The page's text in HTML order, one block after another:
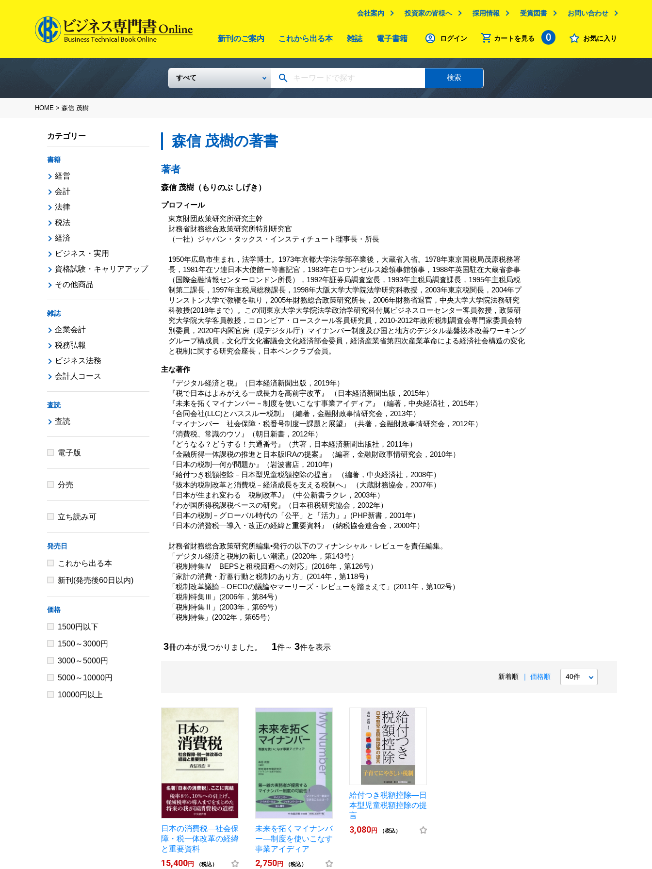
会社案内 投資家の皆様へ 採用情報 受賞図書 お問い合わせ
新刊のご案内 これから出る本 雑誌 電子書籍 ログイン カートを見る 0 お気に入り
検索
HOME > 森信 茂樹
森信 茂樹の著書
著者
森信 茂樹 （もりのぶ しげき）
プロフィール
東京財団政策研究所研究主幹
財務省財務総合政策研究所特別研究官
（一社）ジャパン・タックス・インスティチュート理事長・所長
1950年広島市生まれ，法学博士。1973年京都大学法学部卒業後，大蔵省入省。1978年東京国税局茂原税務署
長，1981年在ソ連日本大使館ー等書記官，1983年在ロサンゼルス総領事館領事，1988年英国駐在大蔵省参事
（国際金融情報センターロンドン所長），1992年証券局調査室長，1993年主税局調査課長，1995年主税局税
制第二課長，1997年主税局総務課長，1998年大阪大学大学院法学研究科教授，2003年東京税関長，2004年プ
リンストン大学で教鞭を執り，2005年財務総合政策研究所長，2006年財務省退官，中央大学大学院法務研究
科教授(2018年まで）。この間東京大学大学院法学政治学研究科付属ビジネスローセンター客員教授，政策研
究大学院大学客員教授，コロンビア・ロースクール客員研究員，2010-2012年政府税制調査会専門家委員会特
別委員，2020年内閣官房（現デジタル庁）マイナンバー制度及び国と地方のデジタル基盤抜本改善ワーキング
グループ構成員，文化庁文化審議会文化経済部会委員，経済産業省第四次産業革命による経済社会構造の変化
と税制に関する研究会座長，日本ペンクラブ会員。
主な著作
『デジタル経済と税』（日本経済新聞出版，2019年）
『税で日本はよみがえる一成長力を髙前宇改革』 （日本経済新聞出版，2015年）
『未来を拓くマイナンバー－制度を使いこなす事業アイディア』（編著，中央経済社，2015年）
『合同会社(LLC)とパススルー税制』（編著，金融財政事情研究会，2013年）
『マイナンバー 社会保障・税番号制度一課題と展望』（共著，金融財政事情研究会，2012年）
『消費税、常識のウソ』（朝日新書，2012年）
『どうなる？どうする！共通番号』（共著，日本経済新聞出版社，2011年）
『金融所得一体課税の推進と日本版IRAの提案』 （編著，金融財政事情研究会，2010年）
『日本の税制—何が問題か』（岩波書店，2010年）
『給付つき税額控除－日本型児童税額控除の提言』 （編著，中央経済社，2008年）
『抜本的税制改革と消費税－経済成長を支える税制へ』 （大蔵財務協会，2007年）
『日本が生まれ変わる 税制改革J』（中公新書ラクレ，2003年）
『わが国所得税課税ベースの研究』（日本租税研究協会，2002年）
『日本の税制－グローバル時代の「公平」と「活力」』(PHP新書，2001年）
『日本の消贅税—導入・改正の経緯と重要資料』（納税協会連合会，2000年）
財務省財務総合政策研究所編集•発行の以下のフィナンシャル・レビューを責任編集。
「デジタル経済と税制の新しい潮流」(2020年，第143号）
「税制特集Ⅳ BEPSと租税回避への対応」(2016年，第126号）
「家計の消費・貯蓄行動と税制のあり方」(2014年，第118号）
「税制改革議論－OECDの議論やマーリーズ・レビューを踏まえて」(2011年，第102号）
「税制特集Ⅲ」(2006年，第84号）
「税制特集Ⅱ」(2003年，第69号）
「税制特集」(2002年，第65号）
3冊の本が見つかりました。 1件～ 3件を表示
新着順 価格順
日本の消費税―社会保
障・税一体改革の経緯
と重要資料
15,400円 （税込）
未来を拓くマイナンバ
ー―制度を使いこなす
事業アイディア
2,750円 （税込）
給付つき税額控除―日
本型児童税額控除の提
言
3,080円 （税込）
カテゴリー
書籍
経営
会計
法律
税法
経済
ビジネス・実用
資格試験・キャリアアップ
その他商品
雑誌
企業会計
税務弘報
ビジネス法務
会計人コース
査読
査読
電子版
分売
立ち読み可
発売日
これから出る本
新刊(発売後60日以内)
価格
1500円以下
1500～3000円
3000～5000円
5000～10000円
10000円以上